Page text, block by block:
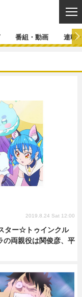
マンガ
音楽
イベント
コスプレ
新帝スタ
カバー
レポート
連載一覧
ラジオ
コラム
番組・動画 連載
ター☆トゥインクル
の両親役は関俊彦、平
2019.8.24 Sat 12:00